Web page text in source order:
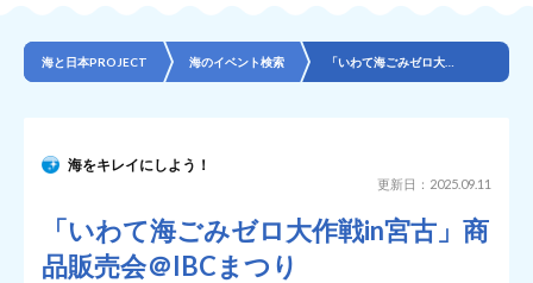
海と日本PROJECT 海のイベント検索
海をキレイにしよう！
更新日：2025.09.11
「いわて海ごみゼロ大作戦in宮古」商
品販売会＠IBCまつり